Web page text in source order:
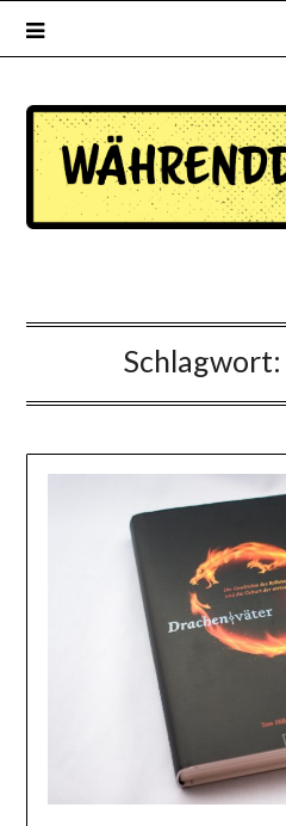
Schlagwort: